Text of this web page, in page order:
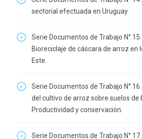
sectorial efectuada en Uruguay.
Serie Documentos de Trabajo N°
Bioreciclaje de cáscara de arroz en
Este.
Serie Documentos de Trabajo N°
del cultivo de arroz sobre suelos de
Productividad y conservación.
Serie Documentos de Trabajo N°